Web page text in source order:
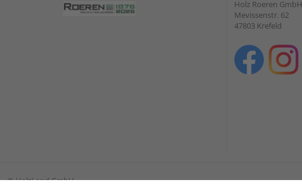
Holz Roeren GmbH
Mevissenstr. 62
47803 Krefeld
©HolzLand GmbH